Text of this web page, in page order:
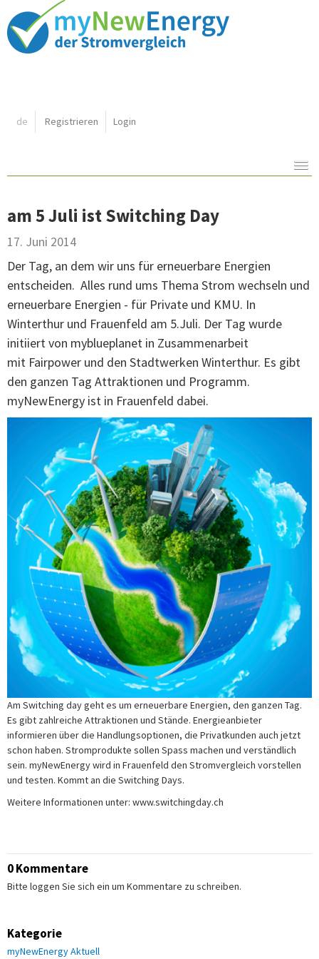
de Registrieren Login
Inhalt:
am 5 Juli ist Switching Day
17. Juni 2014
Der Tag, an dem wir uns für erneuerbare Energien
entscheiden. Alles rund ums Thema Strom wechseln und
erneuerbare Energien - für Private und KMU. In
Winterthur und Frauenfeld am 5.Juli. Der Tag wurde
initiiert von myblueplanet in Zusammenarbeit
mit Fairpower und den Stadtwerken Winterthur. Es gibt
den ganzen Tag Attraktionen und Programm.
myNewEnergy ist in Frauenfeld dabei.
Am Switching day geht es um erneuerbare Energien, den ganzen Tag.
Es gibt zahlreiche Attraktionen und Stände. Energieanbieter
informieren über die Handlungsoptionen, die Privatkunden auch jetzt
schon haben. Stromprodukte sollen Spass machen und verständlich
sein. myNewEnergy wird in Frauenfeld den Stromvergleich vorstellen
und testen. Kommt an die Switching Days.
Weitere Informationen unter: www.switchingday.ch
0 Kommentare
Bitte loggen Sie sich ein um Kommentare zu schreiben.
Kategorie
myNewEnergy Aktuell